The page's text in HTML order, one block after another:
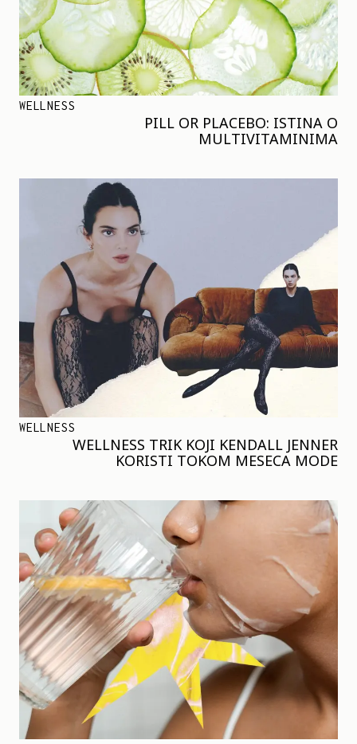
WELLNESS
PILL OR PLACEBO: ISTINA O
MULTIVITAMINIMA
WELLNESS
WELLNESS TRIK KOJI KENDALL JENNER
KORISTI TOKOM MESECA MODE